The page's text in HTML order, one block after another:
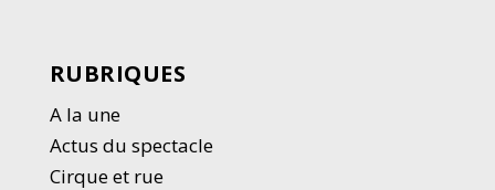
RUBRIQUES
A la une
Actus du spectacle
Cirque et rue